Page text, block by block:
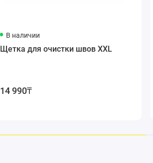
В наличии
Щетка для очистки швов XXL
14 990₸